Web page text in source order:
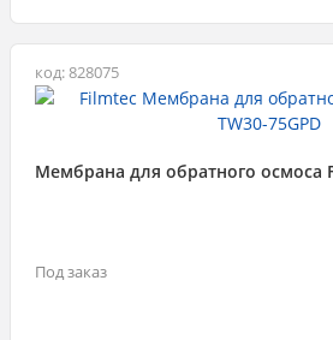
код: 828075
Мембрана для обратного осмоса
Под заказ